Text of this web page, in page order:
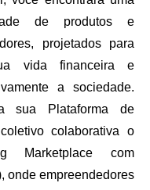
de produtos e
projetados para
vida financeira e
a sociedade.
sua Plataforma de
colaborativa o
Marketplace com
onde empreendedores